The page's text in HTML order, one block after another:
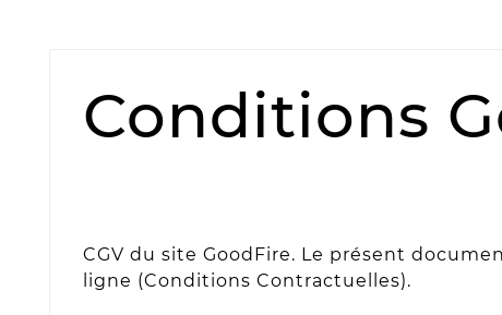
Conditions
CGV du site GoodFire. Le présent
ligne (Conditions Contractuelles).